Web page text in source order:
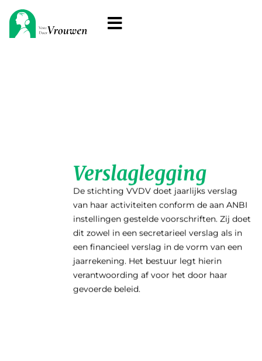
Verslaglegging
De stichting VVDV doet jaarlijks verslag
van haar activiteiten conform de aan ANBI
instellingen gestelde voorschriften. Zij doet
dit zowel in een secretarieel verslag als in
een financieel verslag in de vorm van een
jaarrekening. Het bestuur legt hierin
verantwoording af voor het door haar
gevoerde beleid.